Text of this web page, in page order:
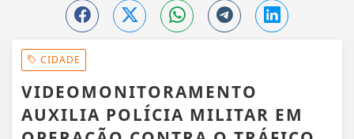
CIDADE
VIDEOMONITORAMENTO
AUXILIA POLÍCIA MILITAR EM